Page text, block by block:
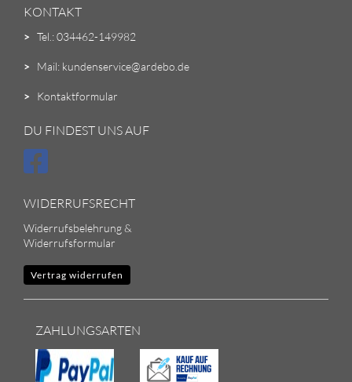
KONTAKT
> Tel.: 034462-149982
> Mail: kundenservice@ardebo.de
> Kontaktformular
DU FINDEST UNS AUF
WIDERRUFSRECHT
Widerrufsbelehrung &
Widerrufsformular
Vertrag widerrufen
ZAHLUNGSARTEN